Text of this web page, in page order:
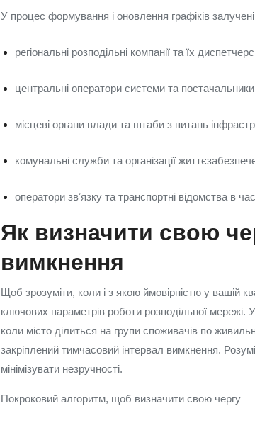
У процес формування і оновлення графіків
регіональні розподільні компанії та їх
центральні оператори системи та постачальники
місцеві органи влади та штаби з питань
комунальні служби та організації
оператори звʼязку та транспортні відомства в
Як визначити свою
вимкнення
Щоб зрозуміти, коли і з якою ймовірністю у вашій
ключових параметрів роботи розподільної мережі.
коли місто ділиться на групи споживачів по
закріплений тимчасовий інтервал вимкнення.
мінімізувати незручності.
Покроковий алгоритм, щоб визначити свою чергу